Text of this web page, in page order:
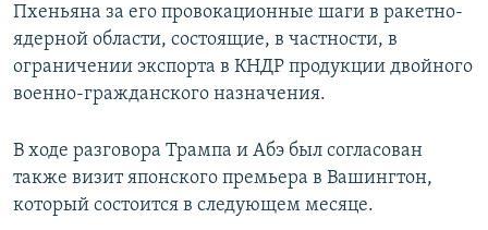
Пхеньяна за его провокационные шаги в ракетно-
ядерной области, состоящие, в частности, в
ограничении экспорта в КНДР продукции двойного
военно-гражданского назначения.
В ходе разговора Трампа и Абэ был согласован
также визит японского премьера в Вашингтон,
который состоится в следующем месяце.